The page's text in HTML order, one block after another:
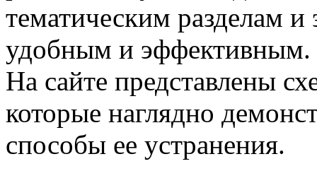
тематическим разделам и
удобным и эффективным.
На сайте представлены
которые наглядно
способы ее устранения.